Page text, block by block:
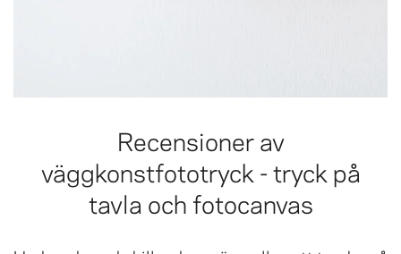
Recensioner av
väggkonstfototryck - tryck på
tavla och fotocanvas